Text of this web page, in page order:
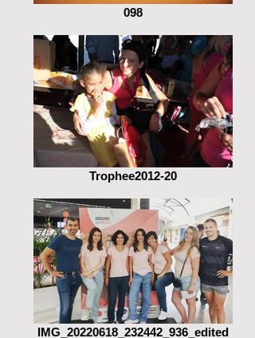
098
Trophee2012-20
IMG_20220618_232442_936_edited